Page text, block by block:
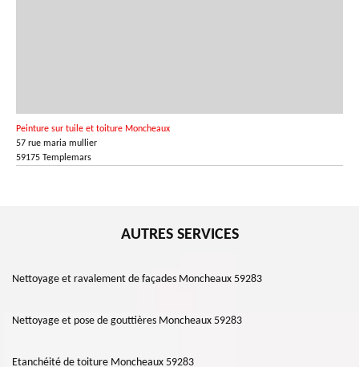
Peinture sur tuile et toiture Moncheaux
57 rue maria mullier
59175 Templemars
AUTRES SERVICES
Nettoyage et ravalement de façades Moncheaux 59283
Nettoyage et pose de gouttières Moncheaux 59283
Etanchéité de toiture Moncheaux 59283